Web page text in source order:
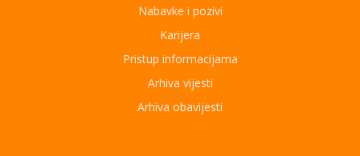
Nabavke i pozivi
Karijera
Pristup informacijama
Arhiva vijesti
Arhiva obavijesti